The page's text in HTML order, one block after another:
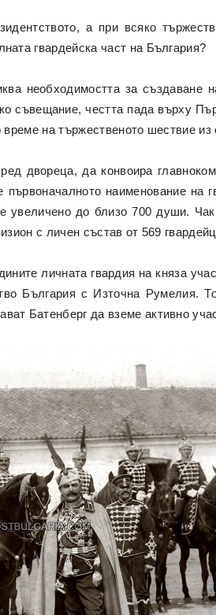
а при всяко
гвардейска част на България?
необходимостта за създаване
съвещание, честта пада върху
на тържественото шествие
двореца, да конвоира
наименование на
увеличено до близо 700 души.
с личен състав от 569
личната гвардия на княза
България с Източна Румелия.
Батенберг да вземе активно